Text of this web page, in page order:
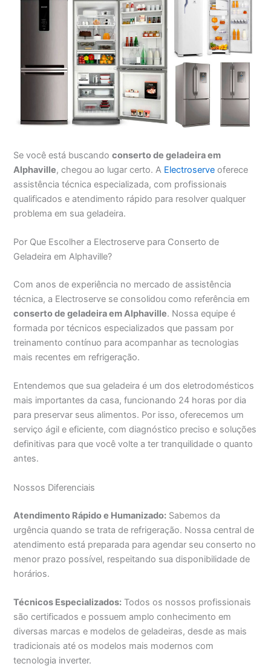
Se você está buscandoconserto de geladeira em
Alphaville, chegou ao lugar certo. A Electroserve oferece
assistência técnica especializada, com profissionais
qualificados e atendimento rápido para resolver qualquer
problema em sua geladeira.
Por Que Escolher a Electroserve para Conserto de
Geladeira em Alphaville?
Com anos de experiência no mercado de assistência
técnica, a Electroserve se consolidou como referência em
conserto de geladeira em Alphaville. Nossa equipe é
formada por técnicos especializados que passam por
treinamento contínuo para acompanhar as tecnologias
mais recentes em refrigeração.
Entendemos que sua geladeira é um dos eletrodomésticos
mais importantes da casa, funcionando 24 horas por dia
para preservar seus alimentos. Por isso, oferecemos um
serviço ágil e eficiente, com diagnóstico preciso e soluções
definitivas para que você volte a ter tranquilidade o quanto
antes.
Nossos Diferenciais
Atendimento Rápido e Humanizado: Sabemos da
urgência quando se trata de refrigeração. Nossa central de
atendimento está preparada para agendar seu conserto no
menor prazo possível, respeitando sua disponibilidade de
horários.
Técnicos Especializados: Todos os nossos profissionais
são certificados e possuem amplo conhecimento em
diversas marcas e modelos de geladeiras, desde as mais
tradicionais até os modelos mais modernos com
tecnologia inverter.